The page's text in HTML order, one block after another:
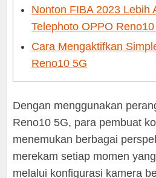
Nonton FIBA 2023 Lebih
Telephoto OPPO
Cara Mengaktifkan
Reno10 5G
Dengan menggunakan
Reno10 5G, para pembuat
menemukan berbagai
merekam setiap momen
melalui konfigurasi kamera